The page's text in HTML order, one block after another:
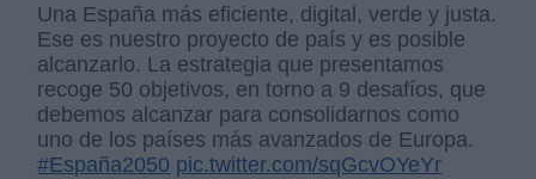
Una España más eficiente, digital, verde y justa.
Ese es nuestro proyecto de país y es posible
alcanzarlo. La estrategia que presentamos
recoge 50 objetivos, en torno a 9 desafíos, que
debemos alcanzar para consolidarnos como
uno de los países más avanzados de Europa.
#España2050 pic.twitter.com/sqGcvOYeYr